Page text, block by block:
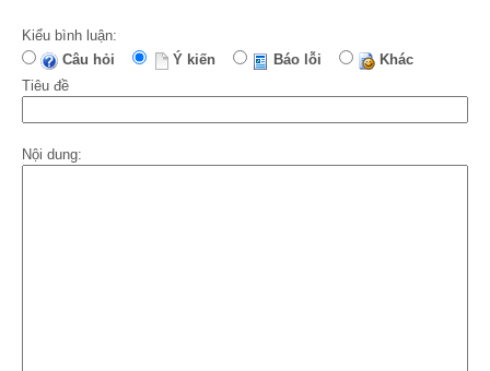
Kiểu bình luận:
Câu hỏi
Ý kiến Báo lỗi
Khác
Tiêu đề
Nội dung: